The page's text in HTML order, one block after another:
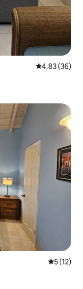
Calificación
4.83 (36)
5 (12)